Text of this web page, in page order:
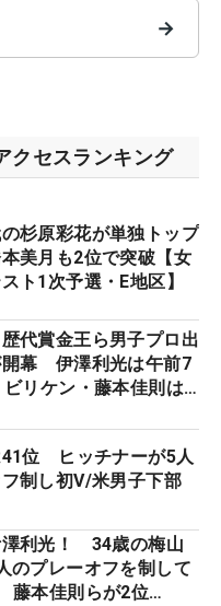
→
クセスランキング
杉原彩花が単独トップ
美月も2位で突破【女
ト1次予選・E地区】
代賞金王ら男子プロ出
開幕 伊澤利光は午前7
リケン・藤本佳則は
OPEN】
41位 ヒッチナーが5人
制し初V/米男子下部
澤利光！ 34歳の梅山
のプレーオフを制して
藤本佳則らが2位